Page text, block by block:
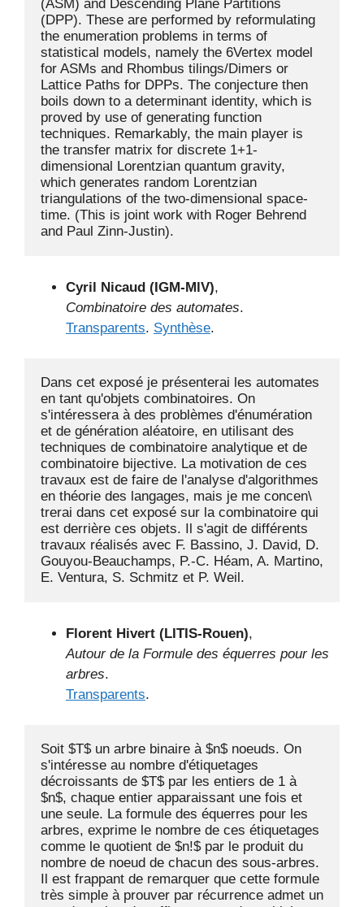
(ASM) and Descending Plane Partitions
(DPP). These are performed by reformulating
the enumeration problems in terms of
statistical models, namely the 6Vertex model
for ASMs and Rhombus tilings/Dimers or
Lattice Paths for DPPs. The conjecture then
boils down to a determinant identity, which is
proved by use of generating function
techniques. Remarkably, the main player is
the transfer matrix for discrete 1+1-
dimensional Lorentzian quantum gravity,
which generates random Lorentzian
triangulations of the two-dimensional space-
time. (This is joint work with Roger Behrend
and Paul Zinn-Justin).
Cyril Nicaud (IGM-MlV),
Combinatoire des automates.
Transparents. Synthèse.
Dans cet exposé je présenterai les automates
en tant qu'objets combinatoires. On
s'intéressera à des problèmes d'énumération
et de génération aléatoire, en utilisant des
techniques de combinatoire analytique et de
combinatoire bijective. La motivation de ces
travaux est de faire de l'analyse d'algorithmes
en théorie des langages, mais je me concen\
trerai dans cet exposé sur la combinatoire qui
est derrière ces objets. Il s'agit de différents
travaux réalisés avec F. Bassino, J. David, D.
Gouyou-Beauchamps, P.-C. Héam, A. Martino,
E. Ventura, S. Schmitz et P. Weil.
Florent Hivert (LITIS-Rouen),
Autour de la Formule des équerres pour les
arbres.
Transparents.
Soit $T$ un arbre binaire à $n$ noeuds. On
s'intéresse au nombre d'étiquetages
décroissants de $T$ par les entiers de 1 à
$n$, chaque entier apparaissant une fois et
une seule. La formule des équerres pour les
arbres, exprime le nombre de ces étiquetages
comme le quotient de $n!$ par le produit du
nombre de noeud de chacun des sous-arbres.
Il est frappant de remarquer que cette formule
très simple à prouver par récurrence admet un